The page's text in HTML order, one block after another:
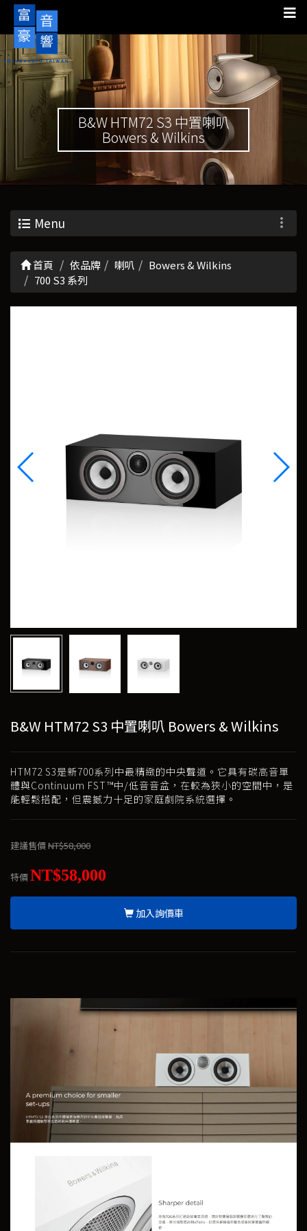
B&W HTM72 S3 中置喇叭
Bowers & Wilkins
Menu
首頁 依品牌 喇叭
Bowers & Wilkins
700 S3 系列
B&W HTM72 S3 中置喇叭 Bowers & Wilkins
HTM72 S3是新700系列中最精緻的中央聲道。它具有碳高音單
體與Continuum FST™中/低音音盆，在較為狹小的空間中，是
能輕鬆搭配，但震撼力十足的家庭劇院系統選擇。
建議售價NT$58,000
特價NT$58,000
加入詢價車